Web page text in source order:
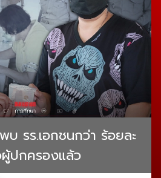
รร.เอกชนกว่า ร้อยละ
ปกครองแล้ว